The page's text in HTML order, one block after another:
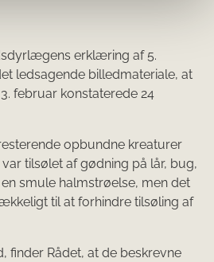
erklæring af 5.
ledsagende billedmateriale, at
februar konstaterede 24
opbundne kreaturer
tilsølet af gødning på lår, bug,
smule halmstrøelse, men det
til at forhindre tilsøling af
finder Rådet, at de beskrevne